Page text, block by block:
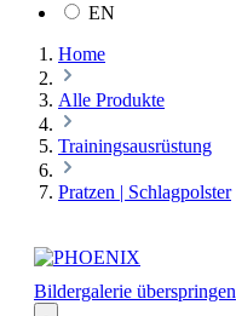
EN
Home
Alle Produkte
Trainingsausrüstung
Pratzen | Schlagpolster
Bildergalerie überspringen